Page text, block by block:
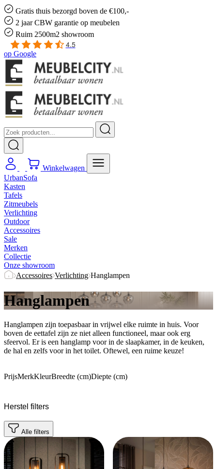
Gratis thuis bezorgd boven de €100,-
2 jaar CBW garantie op meubelen
Ruim 2500m2 showroom
4.5
op Google
Winkelwagen
UrbanSofa
Kasten
Tafels
Zitmeubels
Verlichting
Outdoor
Accessoires
Sale
Merken
Collectie
Onze showroom
Accessoires Verlichting Hanglampen
Hanglampen
Hanglampen zijn toepasbaar in vrijwel elke ruimte in huis. Voor
boven de eettafel zijn ze niet alleen functioneel, maar ook erg
sfeervol. Er is een hanglamp voor in de slaapkamer, in de keuken,
de hal en zelfs voor in het toilet. Oftewel, een ruime keuze!
PrijsMerkKleurBreedte (cm)Diepte (cm)
Herstel filters
Alle filters